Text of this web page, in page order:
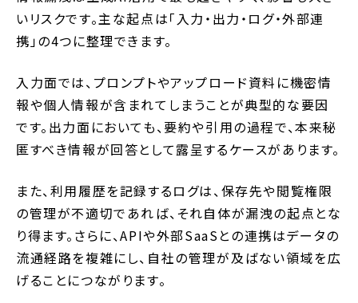
いリスクです。主な起点は「入力・出力・ログ・外部連
携」の4つに整理できます。
入力面では、プロンプトやアップロード資料に機密情
報や個人情報が含まれてしまうことが典型的な要因
です。出力面においても、要約や引用の過程で、本来秘
匿すべき情報が回答として露呈するケースがあります。
また、利用履歴を記録するログは、保存先や閲覧権限
の管理が不適切であれば、それ自体が漏洩の起点とな
り得ます。さらに、APIや外部SaaSとの連携はデータの
流通経路を複雑にし、自社の管理が及ばない領域を広
げることにつながります。